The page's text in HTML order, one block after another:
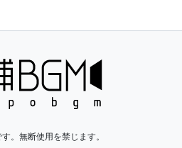
。無断使用を禁じます。